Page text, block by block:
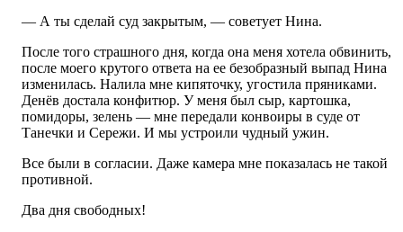
— А ты сделай суд закрытым, — советует Нина.
После того страшного дня, когда она меня хотела обвинить,
после моего крутого ответа на ее безобразный выпад Нина
изменилась. Налила мне кипяточку, угостила пряниками.
Денёв достала конфитюр. У меня был сыр, картошка,
помидоры, зелень — мне передали конвоиры в суде от
Танечки и Сережи. И мы устроили чудный ужин.
Все были в согласии. Даже камера мне показалась не такой
противной.
Два дня свободных!